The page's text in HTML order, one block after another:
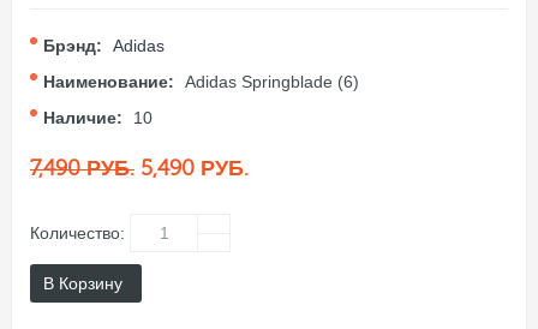
Брэнд:
Adidas
Наименование:
Adidas Springblade (6)
Наличие:
10
7,490 РУБ. 5,490 РУБ.
Количество:
В Корзину